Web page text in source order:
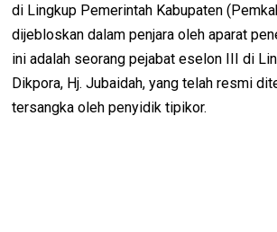
di Lingkup Pemerintah Kabupaten
dijebloskan dalam penjara oleh aparat
ini adalah seorang pejabat eselon III di
Dikpora, Hj. Jubaidah, yang telah resmi
tersangka oleh penyidik tipikor.